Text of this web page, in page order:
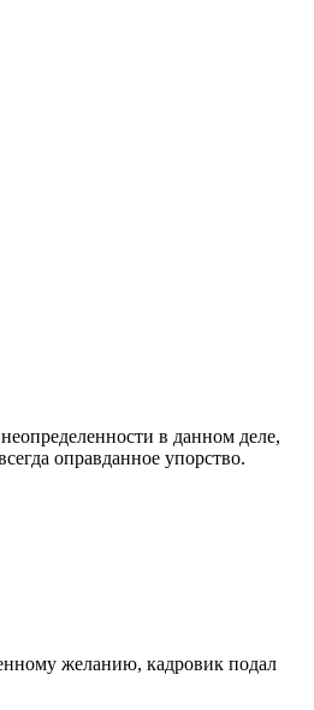
в данном деле,
оправданное упорство.
желанию, кадровик подал